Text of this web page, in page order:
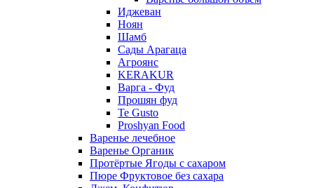
Иджеван
Ноян
Шамб
Сады Арагаца
Агроянс
KERAKUR
Варга - Фуд
Прошян фуд
Te Gusto
Proshyan Food
Варенье лечебное
Варенье Органик
Протёртые Ягоды с сахаром
Пюре Фруктовое без сахара